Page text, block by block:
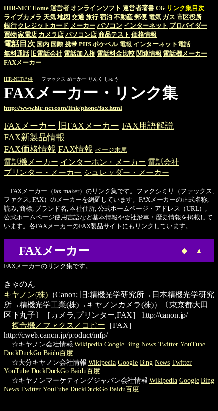
HIR-NET Home 運営者 オンラインソフト 運営者著書 CG リンク集目次
ライブカメラ 天気 地図 交通 旅行 宿泊 不動産 郵便 電気 ガス 市区役所
銀行 クレジットカード メーカー パソコン インターネット プロバイダー
買物 家電店 カメラ店 パソコン店 商品テスト 価格情報
電話目次 国内 国際 携帯 PHS ポケベル 電報 インターネット電話
無料通話 旧電話会社 電話加入権 電話料金比較 関連情報 電話機メーカー
FAXメーカー
HIR-NET提供 ファックス めーかー りんく しゅう
FAXメーカー・リンク集
http://www.hir-net.com/link/phone/fax.html
FAXメーカー 旧FAXメーカー FAX用語解説
FAX新製品情報
FAX価格情報 FAX情報 ページ末尾
電話機メーカー インターホン・メーカー 電話会社
プリンター・メーカー シュレッダー・メーカー
FAXメーカー（fax maker）のリンク集です。ファクシミリ（ファックス,
ファクス, FAX）のメーカーを網羅しています。FAXメーカーの正式名称,
読み, 商標, ブランド名, 本社住所, 公式ホームページ・アドレス（URL）,
公式ホームページ使用言語など基本情報や会社沿革・歴史情報を掲載して
います。各FAXメーカーのFAX製品サイトにもリンクしています。
FAXメーカー ◆ ▲
FAXメーカーのリンク集です。
きゃのん
キヤノン(株) （Canon; 旧:精機光学研究所→日本精機光学研究
所→精機光学工業(株)→キヤノンカメラ(株)）〔東京都大田
区下丸子〕［カメラ,プリンター,FAX］
http://canon.jp/
複合機／ファクス／コピー ［FAX］
http://cweb.canon.jp/product/mfp/
☆キヤノン会社情報 Wikipedia Google Bing News Twitter YouTube
DuckDuckGo Baidu百度
☆大分キヤノン会社情報 Wikipedia Google Bing News Twitter
YouTube DuckDuckGo Baidu百度
☆キヤノンマーケティングジャパン会社情報 Wikipedia Google Bing
News Twitter YouTube DuckDuckGo Baidu百度